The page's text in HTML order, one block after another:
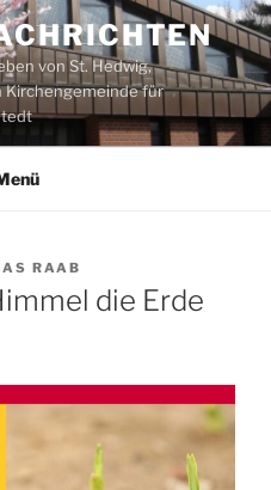
von St. Hedwig,
Kirchengemeinde für
RAAB
die Erde